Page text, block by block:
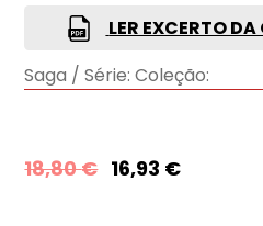
LER EXCERTO
Saga / Série: Coleção:
18,80€ 16,93 €